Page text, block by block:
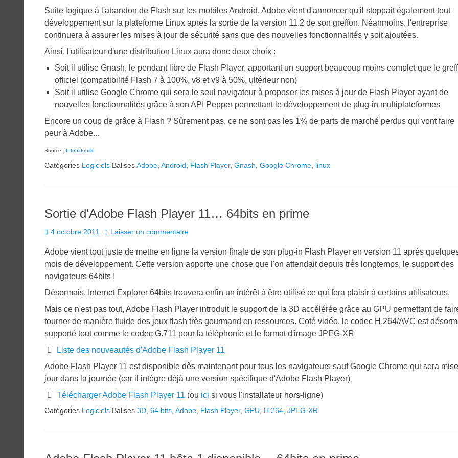
Suite logique à l'abandon de Flash sur les mobiles Android, Adobe vient d'annoncer qu'il stoppait également tout
développement sur la plateforme Linux après la sortie de la version 11.2 de son greffon. Néanmoins, l'entreprise
continuera à assurer les mises à jour de sécurité sans que des nouvelles fonctionnalités y soit ajoutées.
Ainsi, l'utilisateur d'une distribution Linux aura donc deux choix :
Soit il utilise Gnash, le pendant libre de Flash Player, apportant un support beaucoup moins complet que le
officiel (compatibilité Flash 7 à 100%, v8 et v9 à 50%, ultérieur non)
Soit il utilise Google Chrome qui sera le seul navigateur à proposer les mises à jour de Flash Player ayant de
nouvelles fonctionnalités grâce à son API Pepper permettant le développement de plug-in multiplateformes
Encore un coup de grâce à Flash ? Sûrement pas, ce ne sont pas les 1% de parts de marché perdus qui vont faire
peur à Adobe...
Source : Infobidouille
Catégories Logiciels BalisesAdobe Android Flash Player, Gnash Google Chrome linux
Sortie d’Adobe Flash Player 11… 64bits en prime
Posted
4 octobre 2011 Laisser un commentaire
Adobe vient tout juste de mettre en ligne la version finale de son plug-in Flash Player en version 11 après
mois de développement. Cette version apporte une chose que l'on attendait depuis très longtemps, le support des
navigateurs 64bits !
Désormais, Internet Explorer 64bits trouvera enfin un intérêt à être utilisé ce qui fera plaisir à certains utilisateurs.
Mais ce n'est pas tout, Adobe Flash Player introduit le support de la 3D accélérée grâce au GPU permettant de
tourner de manière fluide des jeux flash très gourmand en ressources. Coté vidéo, le codec H.264/AVC est
supporté tout comme le codec G.711 pour la téléphonie et le format d'image JPEG-XR
Liste des nouveautés d'Adobe Flash Player 11
Adobe Flash Player 11 est disponible dès maintenant pour tous les navigateurs sauf Google Chrome qui sera
jour dans la journée (car il intègre déjà une version spécifique d'Adobe Flash Player)
Télécharger Adobe Flash Player 11 (ou ici si vous l'installateur hors-ligne)
Catégories Logiciels Balises 3D 64 bits Adobe Flash Player, GPU H.264 JPEG-XR